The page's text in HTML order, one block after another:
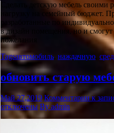
Сделать детскую мебель своими
нагрузку на семейный бюджет.
разработанные по
в дизайн помещения, но и
пожелания
Tagsавтомобиль наждачную
обновить старую
Май 27,2019 Комментариик
отключены By admin